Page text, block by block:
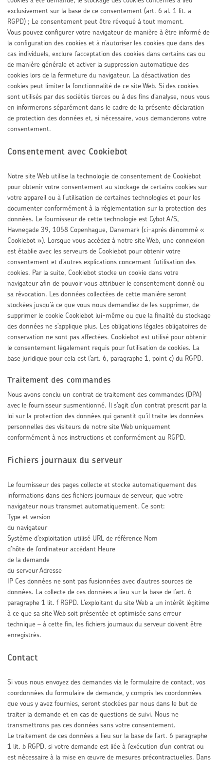
exclusivement sur la base de ce consentement (art. 6 al. 1 lit. a
RGPD) ; Le consentement peut être révoqué à tout moment.
Vous pouvez configurer votre navigateur de manière à être informé de
la configuration des cookies et à n’autoriser les cookies que dans des
cas individuels, exclure l’acceptation des cookies dans certains cas ou
de manière générale et activer la suppression automatique des
cookies lors de la fermeture du navigateur. La désactivation des
cookies peut limiter la fonctionnalité de ce site Web. Si des cookies
sont utilisés par des sociétés tierces ou à des fins d’analyse, nous vous
en informerons séparément dans le cadre de la présente déclaration
de protection des données et, si nécessaire, vous demanderons votre
consentement.
Consentement avec Cookiebot
Notre site Web utilise la technologie de consentement de Cookiebot
pour obtenir votre consentement au stockage de certains cookies sur
votre appareil ou à l’utilisation de certaines technologies et pour les
documenter conformément à la réglementation sur la protection des
données. Le fournisseur de cette technologie est Cybot A/S,
Havnegade 39, 1058 Copenhague, Danemark (ci-après dénommé «
Cookiebot »). Lorsque vous accédez à notre site Web, une connexion
est établie avec les serveurs de Cookiebot pour obtenir votre
consentement et d’autres explications concernant l’utilisation des
cookies. Par la suite, Cookiebot stocke un cookie dans votre
navigateur afin de pouvoir vous attribuer le consentement donné ou
sa révocation. Les données collectées de cette manière seront
stockées jusqu’à ce que vous nous demandiez de les supprimer, de
supprimer le cookie Cookiebot lui-même ou que la finalité du stockage
des données ne s’applique plus. Les obligations légales obligatoires de
conservation ne sont pas affectées. Cookiebot est utilisé pour obtenir
le consentement légalement requis pour l’utilisation de cookies. La
base juridique pour cela est l’art. 6, paragraphe 1, point c) du RGPD.
Traitement des commandes
Nous avons conclu un contrat de traitement des commandes (DPA)
avec le fournisseur susmentionné. Il s’agit d’un contrat prescrit par la
loi sur la protection des données qui garantit qu’il traite les données
personnelles des visiteurs de notre site Web uniquement
conformément à nos instructions et conformément au RGPD.
Fichiers journaux du serveur
Le fournisseur des pages collecte et stocke automatiquement des
informations dans des fichiers journaux de serveur, que votre
navigateur nous transmet automatiquement. Ce sont:
Type et version
du navigateur
Système d’exploitation utilisé URL de référence Nom
d’hôte de l’ordinateur accédant Heure
de la demande
du serveur Adresse
IP Ces données ne sont pas fusionnées avec d’autres sources de
données. La collecte de ces données a lieu sur la base de l’art. 6
paragraphe 1 lit. f RGPD. L’exploitant du site Web a un intérêt légitime
à ce que sa site Web soit présentée et optimisée sans erreur
technique – à cette fin, les fichiers journaux du serveur doivent être
enregistrés.
Contact
Si vous nous envoyez des demandes via le formulaire de contact, vos
coordonnées du formulaire de demande, y compris les coordonnées
que vous y avez fournies, seront stockées par nous dans le but de
traiter la demande et en cas de questions de suivi. Nous ne
transmettrons pas ces données sans votre consentement.
Le traitement de ces données a lieu sur la base de l’art. 6 paragraphe
1 lit. b RGPD, si votre demande est liée à l’exécution d’un contrat ou
est nécessaire à la mise en œuvre de mesures précontractuelles. Dans